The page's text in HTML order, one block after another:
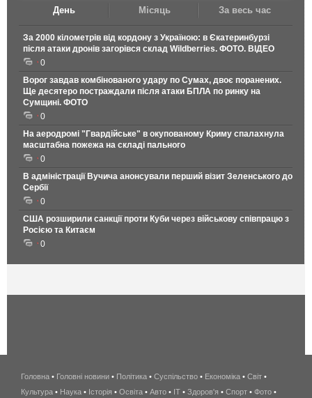
День Місяць За весь час
За 2000 кілометрів від кордону з Україною: в Єкатеринбурзі
після атаки дронів загорівся склад Wildberries. ФОТО. ВІДЕО
0
Ворог завдав комбінованого удару по Сумах, двоє поранених.
Ще десятеро постраждали після атаки БПЛА по ринку на
Сумщині. ФОТО
0
На аеродромі "Гвардійське" в окупованому Криму спалахнула
масштабна пожежа на складі пального
0
В адміністрації Вучича анонсували перший візит Зеленського до
Сербії
0
США розширили санкції проти Куби через військову співпрацю з
Росією та Китаєм
0
беспроводной
интернет
Головна • Головні новини • Політика • Суспільство • Економіка • Світ •
Культура • Наука • Історія • Освіта • Авто • IT • Здоров'я • Спорт • Фото •